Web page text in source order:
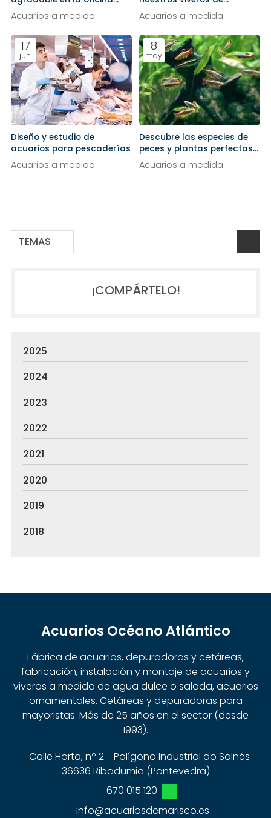
TEMAS
instalando un acuario
Acuarios a medida
marisco
Acuarios a medida
17
jun
Diseño y estudio de
acuarios para pescaderías
Acuarios a medida
8
may
Descubre las especies de
peces y plantas perfectas
para acuarios de agua fría
Acuarios a medida
¡COMPÁRTELO!
2025
2024
2023
2022
2021
2020
2019
2018
Acuarios Océano Atlántico
Fábrica de acuarios, depuradoras y cetáreas,
fabricación, instalación y montaje de acuarios y
viveros a medida de agua dulce o salada, acuarios
ornamentales. Cetáreas y depuradoras para
mayoristas. Más de 25 años en el sector (desde
1993).
Calle Horta, nº 2 - Polígono Industrial do Salnés -
36636 Ribadumia (Pontevedra)
670 015 120
info@acuariosdemarisco.es